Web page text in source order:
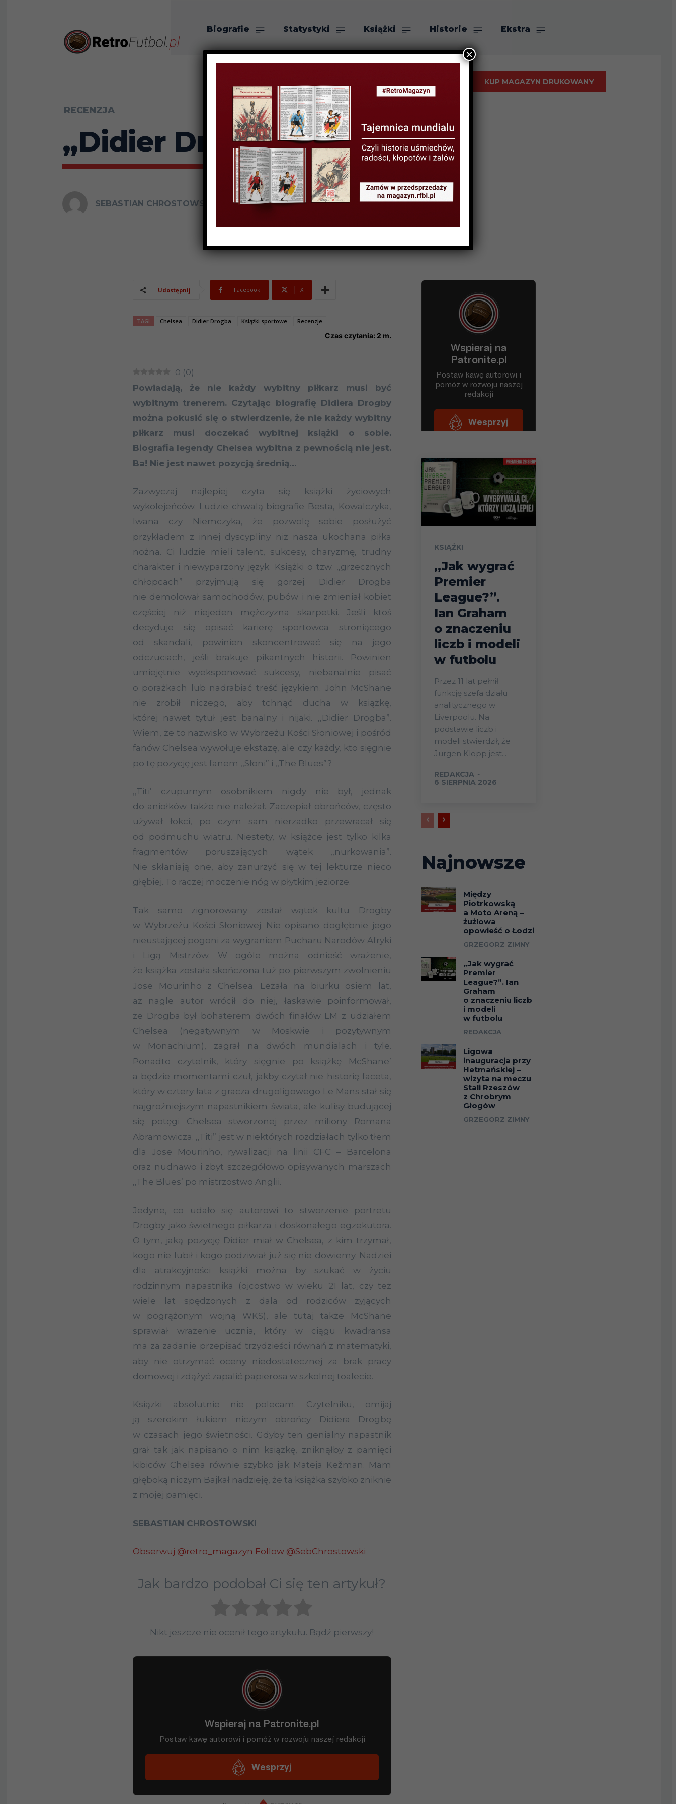
Biografie Statystyki Książki Historie Ekstra
O nas
KUP MAGAZYN DRUKOWANY
RECENZJA
„Didier Drogba” – recenzja
SEBASTIAN CHROSTOWSKI 26 STYCZNIA 2016
Udostępnij Facebook X
TAGI Chelsea Didier Drogba Książki sportowe Recenzje
Czas czytania: 2 m.
0 (0)
Powiadają, że nie każdy wybitny piłkarz musi być
wybitnym trenerem. Czytając biografię Didiera Drogby
można pokusić się o stwierdzenie, że nie każdy wybitny
piłkarz musi doczekać wybitnej książki o sobie.
Biografia legendy Chelsea wybitna z pewnością nie jest.
Ba! Nie jest nawet pozycją średnią…
Zazwyczaj najlepiej czyta się książki życiowych
wykolejeńców. Ludzie chwalą biografie Besta, Kowalczyka,
Iwana czy Niemczyka, że pozwolę sobie posłużyć
przykładem z innej dyscypliny niż nasza ukochana piłka
nożna. Ci ludzie mieli talent, sukcesy, charyzmę, trudny
charakter i niewyparzony język. Książki o tzw. ,,grzecznych
chłopcach” przyjmują się gorzej. Didier Drogba
nie demolował samochodów, pubów i nie zmieniał kobiet
częściej niż niejeden mężczyzna skarpetki. Jeśli ktoś
decyduje się opisać karierę sportowca stroniącego
od skandali, powinien skoncentrować się na jego
odczuciach, jeśli brakuje pikantnych historii. Powinien
umiejętnie wyeksponować sukcesy, niebanalnie pisać
o porażkach lub nadrabiać treść językiem. John McShane
nie zrobił niczego, aby tchnąć ducha w książkę,
której nawet tytuł jest banalny i nijaki. ,,Didier Drogba”.
Wiem, że to nazwisko w Wybrzeżu Kości Słoniowej i pośród
fanów Chelsea wywołuje ekstazę, ale czy każdy, kto sięgnie
po tę pozycję jest fanem ,,Słoni” i ,,The Blues”?
,,Titi’ czupurnym osobnikiem nigdy nie był, jednak
do aniołków także nie należał. Zaczepiał obrońców, często
używał łokci, po czym sam nierzadko przewracał się
od podmuchu wiatru. Niestety, w książce jest tylko kilka
fragmentów poruszających wątek ,,nurkowania”.
Nie skłaniają one, aby zanurzyć się w tej lekturze nieco
głębiej. To raczej moczenie nóg w płytkim jeziorze.
Tak samo zignorowany został wątek kultu Drogby
w Wybrzeżu Kości Słoniowej. Nie opisano dogłębnie jego
nieustającej pogoni za wygraniem Pucharu Narodów Afryki
i Ligą Mistrzów. W ogóle można odnieść wrażenie,
że książka została skończona tuż po pierwszym zwolnieniu
Jose Mourinho z Chelsea. Leżała na biurku osiem lat,
aż nagle autor wrócił do niej, łaskawie poinformował,
że Drogba był bohaterem dwóch finałów LM z udziałem
Chelsea (negatywnym w Moskwie i pozytywnym
w Monachium), zagrał na dwóch mundialach i tyle.
Ponadto czytelnik, który sięgnie po książkę McShane’
a będzie momentami czuł, jakby czytał nie historię faceta,
który w cztery lata z gracza drugoligowego Le Mans stał się
najgroźniejszym napastnikiem świata, ale kulisy budującej
się potęgi Chelsea stworzonej przez miliony Romana
Abramowicza. ,,Titi” jest w niektórych rozdziałach tylko tłem
dla Jose Mourinho, rywalizacji na linii CFC – Barcelona
oraz nudnawo i zbyt szczegółowo opisywanych marszach
,,The Blues’ po mistrzostwo Anglii.
Jedyne, co udało się autorowi to stworzenie portretu
Drogby jako świetnego piłkarza i doskonałego egzekutora.
O tym, jaką pozycję Didier miał w Chelsea, z kim trzymał,
kogo nie lubił i kogo podziwiał już się nie dowiemy. Nadziei
dla atrakcyjności książki można by szukać w życiu
rodzinnym napastnika (ojcostwo w wieku 21 lat, czy też
wiele lat spędzonych z dala od rodziców żyjących
w pogrążonym wojną WKS), ale tutaj także McShane
sprawiał wrażenie ucznia, który w ciągu kwadransa
ma za zadanie przepisać trzydzieści równań z matematyki,
aby nie otrzymać oceny niedostatecznej za brak pracy
domowej i zdążyć zapalić papierosa w szkolnej toalecie.
Ksiązki absolutnie nie polecam. Czytelniku, omijaj
ją szerokim łukiem niczym obrońcy Didiera Drogbę
w czasach jego świetności. Gdyby ten genialny napastnik
grał tak jak napisano o nim książkę, zniknąłby z pamięci
kibiców Chelsea równie szybko jak Mateja Kežman. Mam
głęboką niczym Bajkał nadzieję, że ta książka szybko zniknie
z mojej pamięci.
SEBASTIAN CHROSTOWSKI
Obserwuj @retro_magazyn Follow @SebChrostowski
Jak bardzo podobał Ci się ten artykuł?
Nikt jeszcze nie ocenił tego artykułu. Bądź pierwszy!
KSIĄŻKI
„Jak wygrać
Premier
League?”.
Ian Graham
o znaczeniu
liczb i modeli
w futbolu
Przez 11 lat pełnił
funkcję szefa działu
analitycznego w
Liverpoolu. Na
podstawie liczb i
modeli stwierdził, że
Jurgen Klopp jest...
REDAKCJA -
6 SIERPNIA 2026
Najnowsze
Między
Piotrkowską
a Moto Areną –
żużlowa
opowieść o Łodzi
GRZEGORZ ZIMNY
„Jak wygrać
Premier
League?”. Ian
Graham
o znaczeniu liczb
i modeli
w futbolu
REDAKCJA
Ligowa
inauguracja przy
Hetmańskiej –
wizyta na meczu
Stali Rzeszów
z Chrobrym
Głogów
GRZEGORZ ZIMNY
×